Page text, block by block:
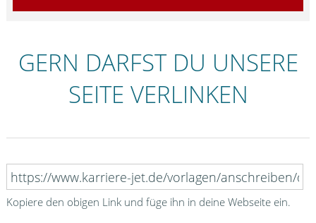
GERN DARFST DU UNSERE
SEITE VERLINKEN
Kopiere den obigen Link und füge ihn in deine Webseite ein.